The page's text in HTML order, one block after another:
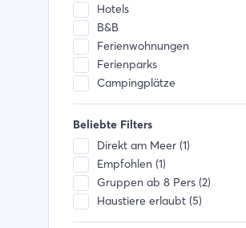
Hotels
B&B
Ferienwohnungen
Ferienparks
Campingplätze
Beliebte Filters
Direkt am Meer (1)
Empfohlen (1)
Gruppen ab 8 Pers (2)
Haustiere erlaubt (5)